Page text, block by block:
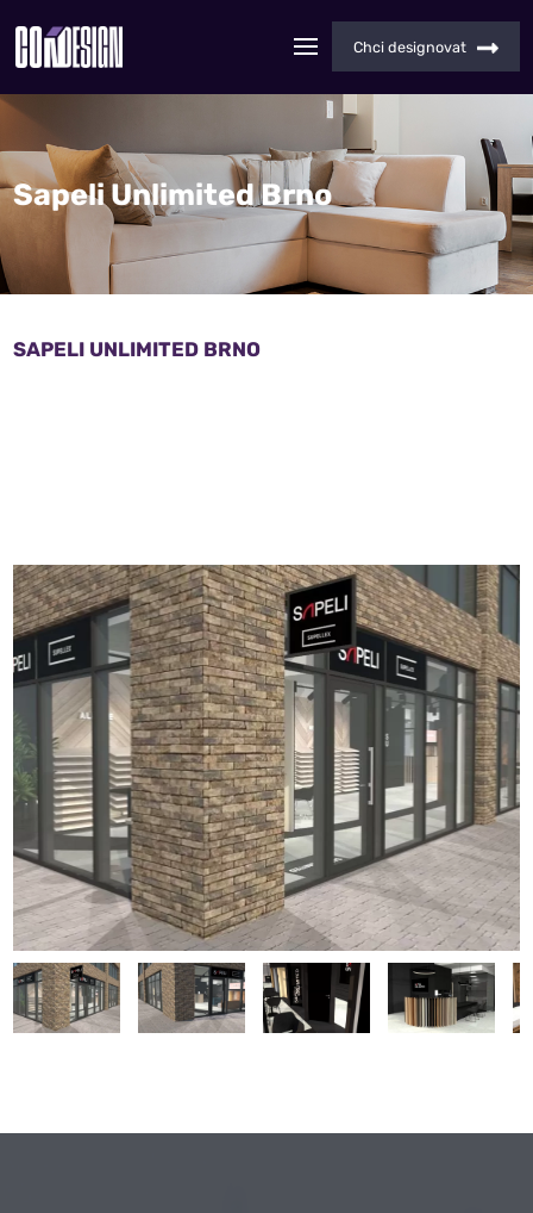
Chci designovat
Sapeli Unlimited Brno
SAPELI UNLIMITED BRNO